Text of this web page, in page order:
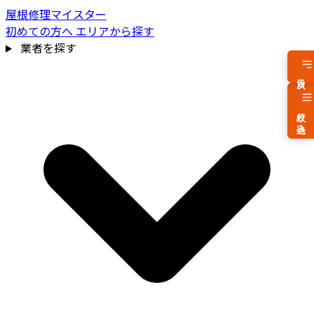
屋根修理マイスター
初めての方へ エリアから探す
業者を探す
費用相場を見る
絞り込み